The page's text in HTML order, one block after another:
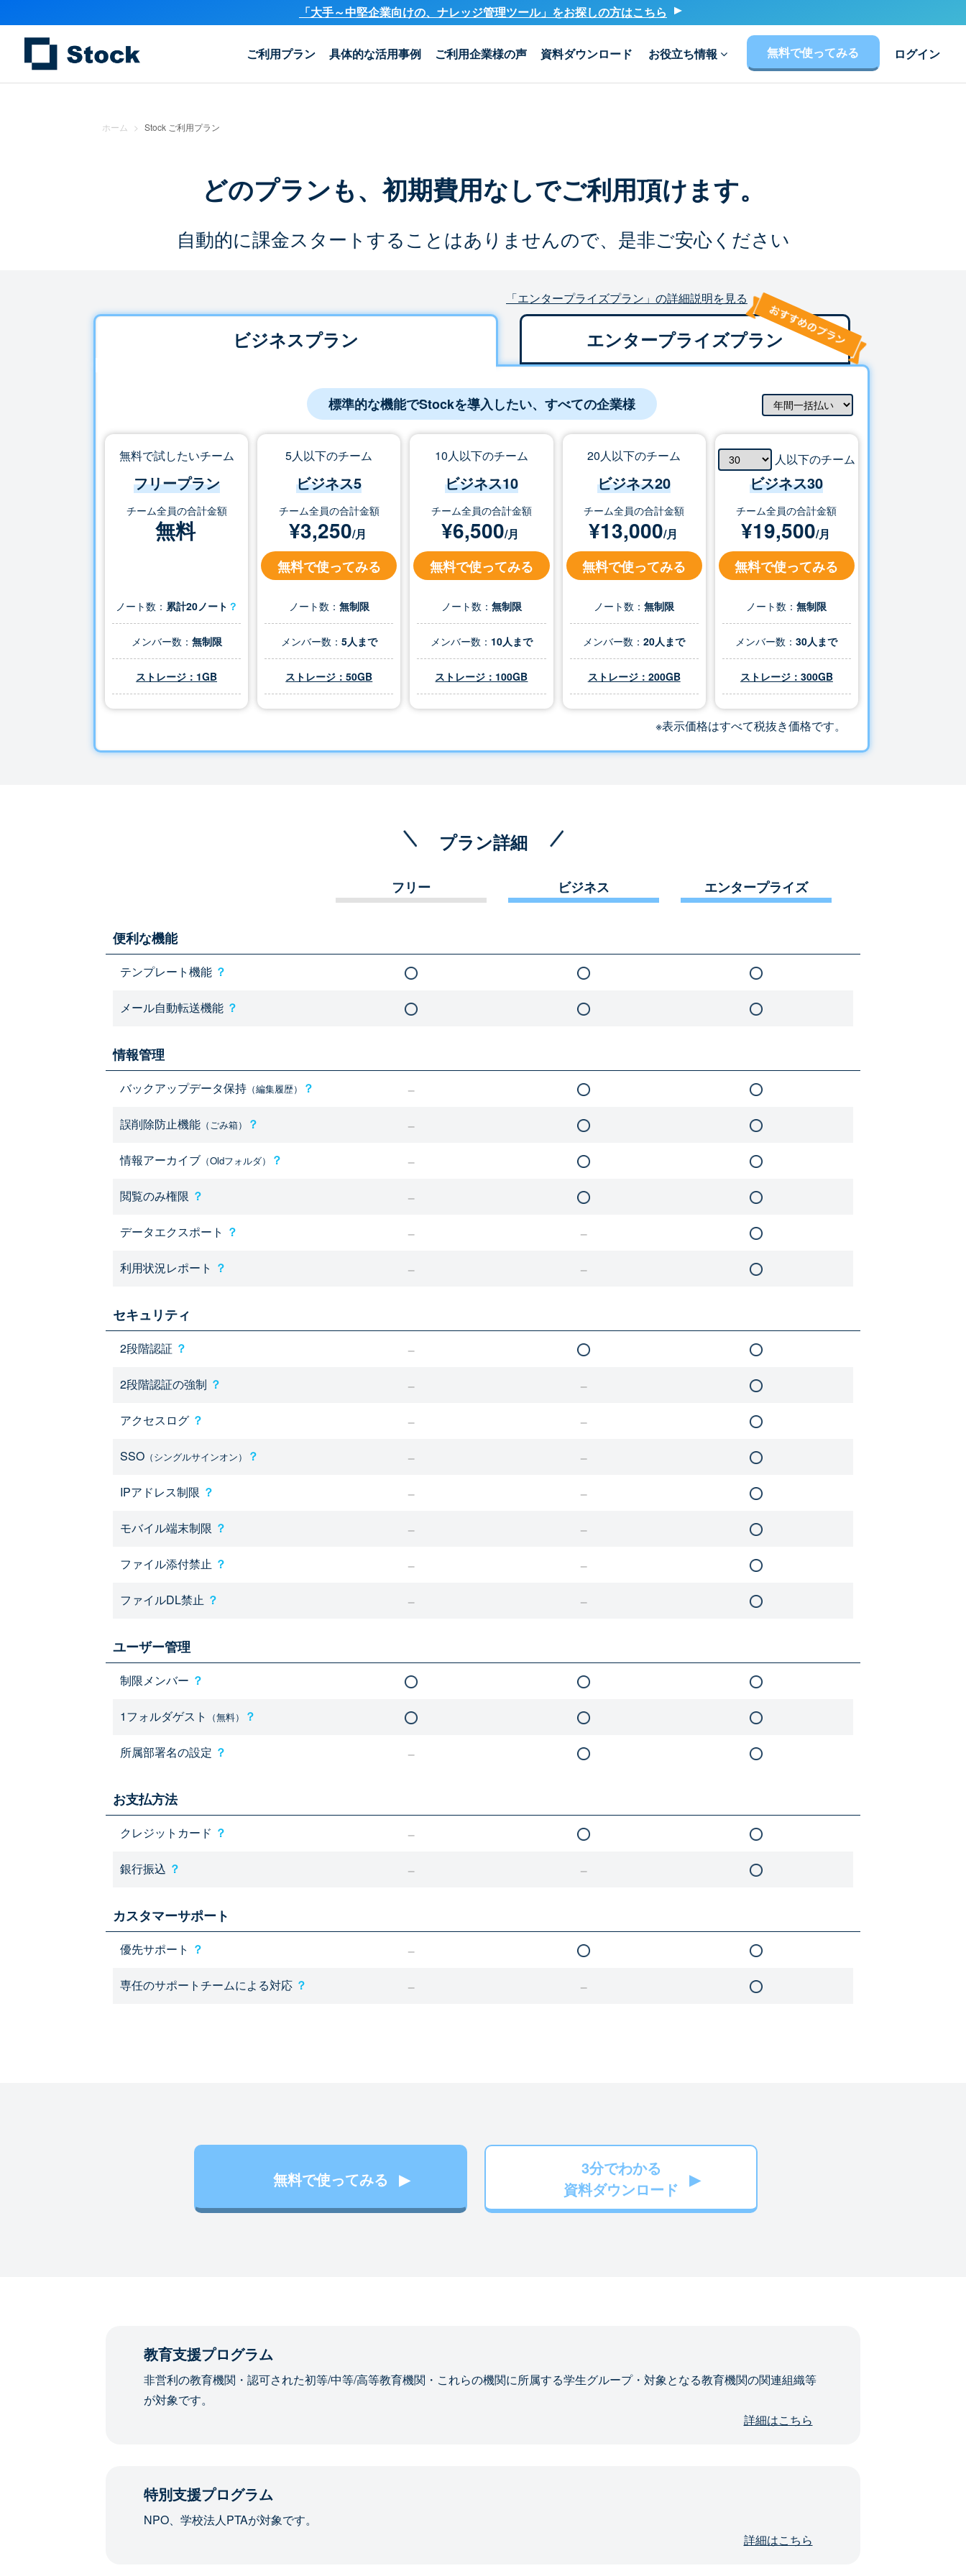
「大手～中堅企業向けの、ナレッジ管理ツール」をお探しの方はこちら
ご利用プラン 具体的な活用事例 ご利用企業様の声 資料ダウンロード お役立ち情報 無料で使ってみる ログイン
ホーム > Stock ご利用プラン
どのプランも、初期費用なしでご利用頂けます。
自動的に課金スタートすることはありませんので、是非ご安心ください
「エンタープライズプラン」の詳細説明を見る
ビジネスプラン エンタープライズプラン
標準的な機能でStockを導入したい、すべての企業様
無料で試したいチーム
フリープラン
チーム全員の合計金額
無料
ノート数： 累計20ノート ？
メンバー数： 無制限
ストレージ：1GB
5人以下のチーム
ビジネス5
チーム全員の合計金額
¥3,250/月
無料で使ってみる
ノート数： 無制限
メンバー数： 5人まで
ストレージ：50GB
10人以下のチーム
ビジネス10
チーム全員の合計金額
¥6,500/月
無料で使ってみる
ノート数： 無制限
メンバー数： 10人まで
ストレージ：100GB
20人以下のチーム
ビジネス20
チーム全員の合計金額
¥13,000/月
無料で使ってみる
ノート数：無制限
メンバー数：20人まで
ストレージ：200GB
人以下のチーム
ビジネス30
チーム全員の合計金額
¥19,500/月
無料で使ってみる
ノート数：無制限
メンバー数：30人まで
ストレージ： 300GB
※表示価格はすべて税抜き価格です。
プラン詳細
フリー ビジネス エンタープライズ
便利な機能
テンプレート機能 ？
メール自動転送機能 ？
情報管理
バックアップデータ保持 （編集履歴） ？
誤削除防止機能 （ごみ箱） ？
情報アーカイブ （Oldフォルダ） ？
閲覧のみ権限 ？
データエクスポート ？
利用状況レポート ？
セキュリティ
2段階認証 ？
2段階認証の強制 ？
アクセスログ ？
SSO （シングルサインオン） ？
IPアドレス制限 ？
モバイル端末制限 ？
ファイル添付禁止 ？
ファイルDL禁止 ？
ユーザー管理
制限メンバー ？
1フォルダゲスト （無料） ？
所属部署名の設定 ？
お支払方法
クレジットカード ？
銀行振込 ？
カスタマーサポート
優先サポート ？
専任のサポートチームによる対応 ？
無料で使ってみる
3分でわかる
資料ダウンロード
教育支援プログラム
非営利の教育機関・認可された初等/中等/高等教育機関・これらの機関に所属する学生グループ・対象となる教育機関の関連組織等
が対象です。
詳細はこちら
特別支援プログラム
NPO、学校法人PTAが対象です。
詳細はこちら